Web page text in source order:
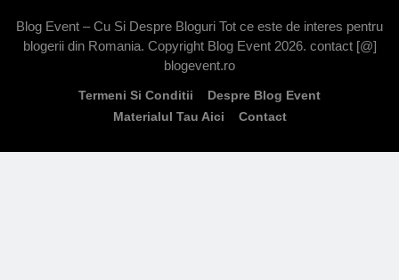
Blog Event – Cu Si Despre Bloguri Tot ce este de interes pentru
blogerii din Romania. Copyright Blog Event 2026. contact [@]
blogevent.ro
Termeni Si Conditii
Despre Blog Event
Materialul Tau Aici
Contact